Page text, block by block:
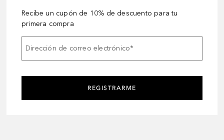
Recibe un cupón de 10% de descuento para tu
primera compra
Dirección de correo electrónico*
REGISTRARME